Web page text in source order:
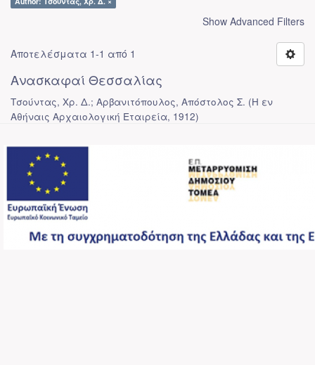
Show Advanced Filters
Αποτελέσματα 1-1 από 1
Ανασκαφαί Θεσσαλίας
Τσούντας, Χρ. Δ.; Αρβανιτόπουλος, Απόστολος Σ. (Η εν
Αθήναις Αρχαιολογική Εταιρεία, 1912)